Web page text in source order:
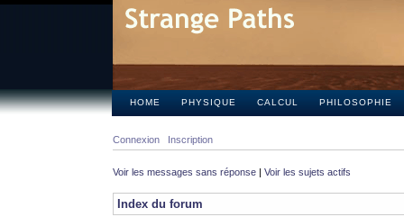
HOME PHYSIQUE CALCUL PHILOSOPHIE
Connexion Inscription
Voir les messages sans réponse | Voir les sujets actifs
Index du forum